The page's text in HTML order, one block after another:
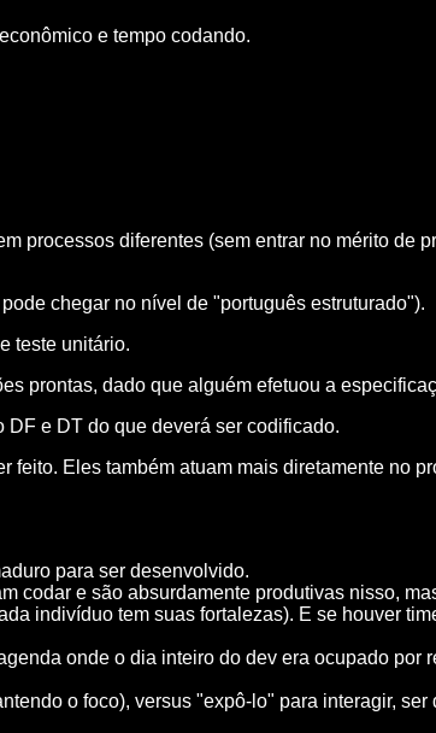
e tempo codando.
processos diferentes (sem entrar no mérito de
chegar no nível de "português estruturado").
teste unitário.
prontas, dado que alguém efetuou a
e DT do que deverá ser codificado.
feito. Eles também atuam mais diretamente no
para ser desenvolvido.
codar e são absurdamente produtivas nisso,
indivíduo tem suas fortalezas). E se houver
onde o dia inteiro do dev era ocupado por
o foco), versus "expô-lo" para interagir,